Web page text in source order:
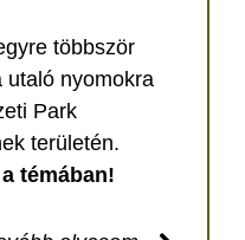
többször
utaló nyomokra
Park
területén.
témában!